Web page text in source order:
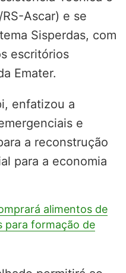
Ascar) e se
Sisperdas, com
escritórios
Emater.
enfatizou a
e
a reconstrução
para a economia
alimentos de
para formação de